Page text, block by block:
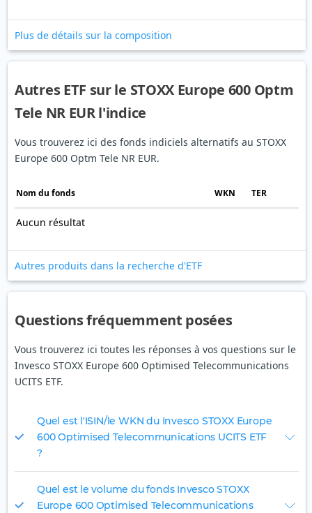
Plus de détails sur la composition
Autres ETF sur le STOXX Europe 600 Optm
Tele NR EUR l'indice
Vous trouverez ici des fonds indiciels alternatifs au STOXX
Europe 600 Optm Tele NR EUR.
Nom du fonds WKN TER
Aucun résultat
Autres produits dans la recherche d'ETF
Questions fréquemment posées
Vous trouverez ici toutes les réponses à vos questions sur le
Invesco STOXX Europe 600 Optimised Telecommunications
UCITS ETF.
Quel est l'ISIN/le WKN du Invesco STOXX Europe
600 Optimised Telecommunications UCITS ETF
?
Quel est le volume du fonds Invesco STOXX
Europe 600 Optimised Telecommunications